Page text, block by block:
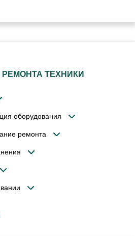
ТЕХНИКИ
оборудования
ремонта